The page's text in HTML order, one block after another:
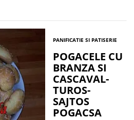
PANIFICATIE SI PATISERIE
POGACELE CU
BRANZA SI
CASCAVAL-
TUROS-
SAJTOS
POGACSA